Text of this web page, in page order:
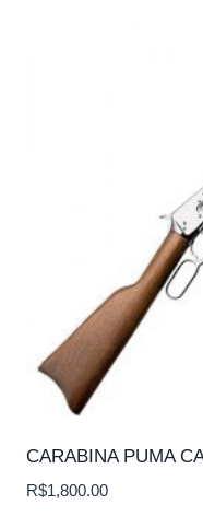
CARABINA PUMA
R$1,800.00